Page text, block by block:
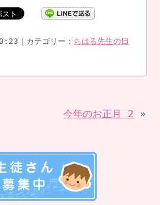
｜カテゴリー： ちはる先生の日
今年のお正月 2 »